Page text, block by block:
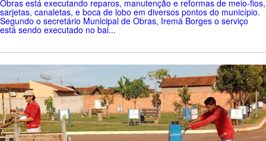
Obras está executando reparos, manutenção e reformas de meio-fios,
sarjetas, canaletas, e boca de lobo em diversos pontos do município.
Segundo o secretário Municipal de Obras, Iremá Borges o serviço
está sendo executado no bai...